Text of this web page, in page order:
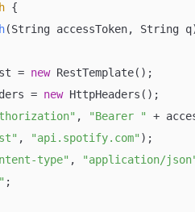
{
(String accessToken, String
=
new RestTemplate();
=
new HttpHeaders();
, "Bearer "
+
, "api.spotify.com" );
type" ,
"application/
;